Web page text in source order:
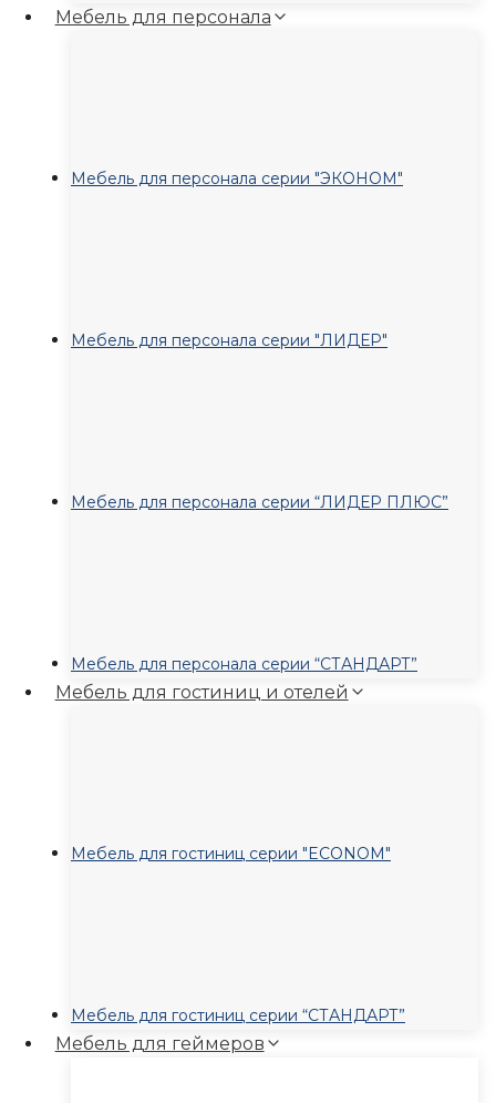
Мебель для персонала
Мебель для персонала серии "ЭКОНОМ"
Мебель для персонала серии "ЛИДЕР"
Мебель для персонала серии “ЛИДЕР ПЛЮС”
Мебель для персонала серии “СТАНДАРТ”
Мебель для гостиниц и отелей
Мебель для гостиниц серии "ECONOM"
Мебель для гостиниц серии “СТАНДАРТ”
Мебель для геймеров